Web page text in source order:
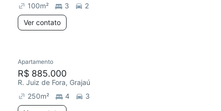
100m² 3
2
Ver contato
Apartamento
R$ 885.000
R. Juiz de Fora, Grajaú
250m² 4
3